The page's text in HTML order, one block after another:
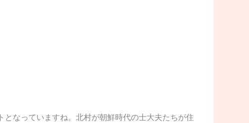
なっていますね。北村が朝鮮時代の士大夫たちが住